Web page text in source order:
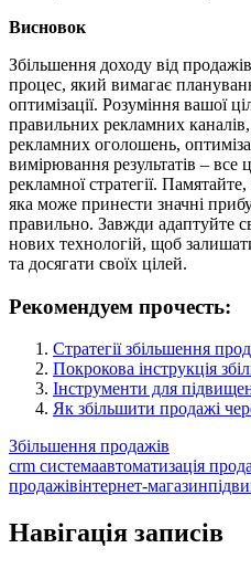
Висновок
Збільшення доходу від
процес, який вимагає
оптимізації. Розуміння вашої
правильних рекламних
рекламних оголошень,
вимірювання результатів – все
рекламної стратегії.
яка може принести значні
правильно. Завжди адаптуйте
нових технологій, щоб
та досягати своїх цілей.
Рекомендуем прочесть:
Стратегії збільшення
Покрокова інструкція
Інструменти для
Як збільшити продажі
Збільшення продажів
crm системаавтоматизація
продажівінтернет-магазин
Навігація записів